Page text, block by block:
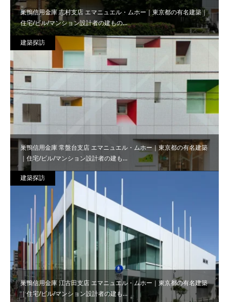
巣鴨信用金庫 志村支店 エマニュエル・ムホー｜東京都の有名建築｜
住宅/ビル/マンション設計者の建もの…
巣鴨信用金庫 常盤台支店 エマニュエル・ムホー｜東京都の有名建築
｜住宅/ビル/マンション設計者の建も…
建築探訪
巣鴨信用金庫 江古田支店 エマニュエル・ムホー｜東京都の有名建築
｜住宅/ビル/マンション設計者の建も…
建築探訪